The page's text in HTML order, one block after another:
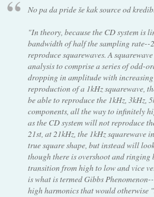
No pa da pride še kak source od
"In theory, because the CD system is
bandwidth of half the sampling
reproduce squarewaves. A
analysis to comprise a series of odd-
dropping in amplitude with
reproduction of a 1kHz squarewave,
be able to reproduce the 1kHz, 3kHz,
components, all the way to infinitely
as the CD system will not reproduce
21st, at 21kHz, the 1kHz squarewave
true square shape, but instead will
though there is overshoot and ringing
transition from high to low and vice
is what is termed Gibbs
high harmonics that would otherwise